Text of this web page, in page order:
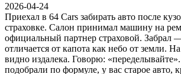
2026-04-24
Приехал в 64 Cars забирать авто после
страховке. Салон принимал машину на
официальный партнер страховой. Забрал
отличается от капота как небо от земли.
видно издалека. Говорю:
подобрали по формуле, у вас старое авто,